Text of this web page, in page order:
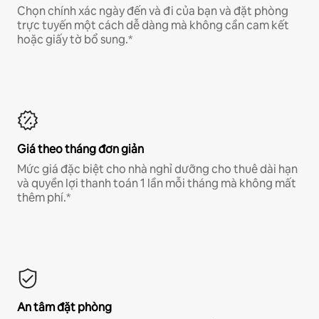
Chọn chính xác ngày đến và đi của bạn và đặt phòng
trực tuyến một cách dễ dàng mà không cần cam kết
hoặc giấy tờ bổ sung.*
Giá theo tháng đơn giản
Mức giá đặc biệt cho nhà nghỉ dưỡng cho thuê dài hạn
và quyền lợi thanh toán 1 lần mỗi tháng mà không mất
thêm phí.*
An tâm đặt phòng